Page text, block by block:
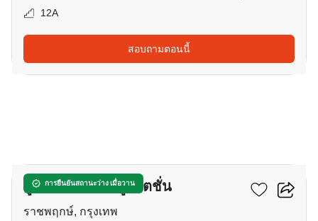
12A
สอบถามตอนนี้
การยืนยันสถานะว่าง เมื่อวาน
ยู ดีไลท์ ตลาดพลู สเตชั่น
ราชพฤกษ์, กรุงเทพ